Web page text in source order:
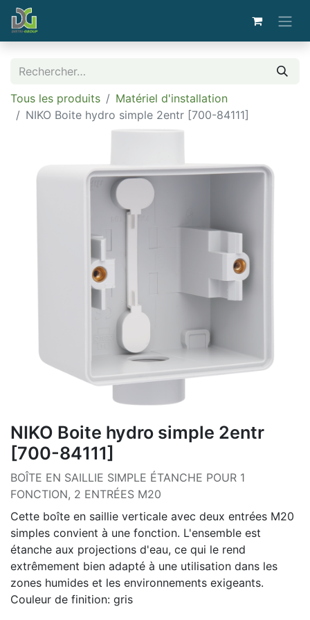
Tous les produits
Matériel d'installation
NIKO Boite hydro simple 2entr [700-84111]
NIKO Boite hydro simple 2entr
[700-84111]
BOÎTE EN SAILLIE SIMPLE ÉTANCHE POUR 1
FONCTION, 2 ENTRÉES M20
Cette boîte en saillie verticale avec deux entrées M20
simples convient à une fonction. L'ensemble est
étanche aux projections d'eau, ce qui le rend
extrêmement bien adapté à une utilisation dans les
zones humides et les environnements exigeants.
Couleur de finition: gris